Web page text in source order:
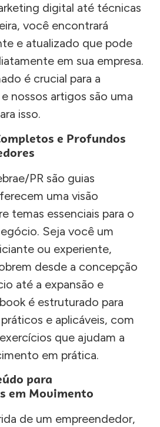
digital até técnicas
você encontrará
e atualizado que pode
em sua empresa.
é crucial para a
nossos artigos são uma
isso.
e Profundos
PR são guias
uma visão
temas essenciais para o
Seja você um
ou experiente,
desde a concepção
até a expansão e
é estruturado para
e aplicáveis, com
que ajudam a
em prática.
para
em Movimento
de um empreendedor,